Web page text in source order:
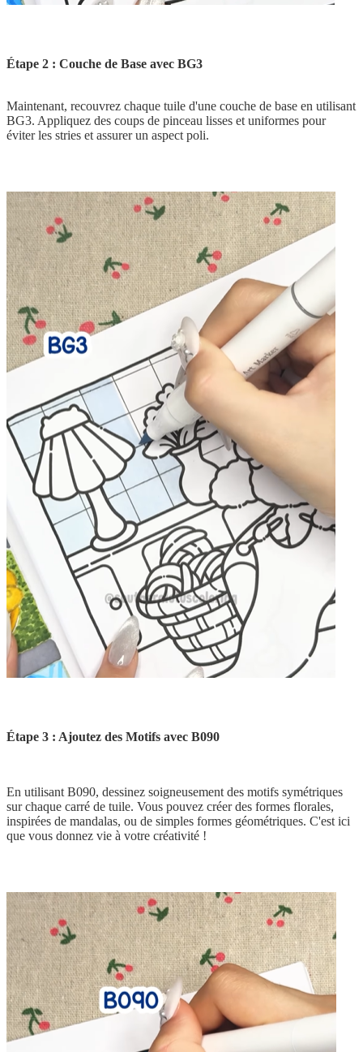
Étape 2 : Couche de Base avec BG3
Maintenant, recouvrez chaque tuile d'une couche de base en utilisant
BG3. Appliquez des coups de pinceau lisses et uniformes pour
éviter les stries et assurer un aspect poli.
Étape 3 : Ajoutez des Motifs avec B090
En utilisant B090, dessinez soigneusement des motifs symétriques
sur chaque carré de tuile. Vous pouvez créer des formes florales,
inspirées de mandalas, ou de simples formes géométriques. C'est ici
que vous donnez vie à votre créativité !